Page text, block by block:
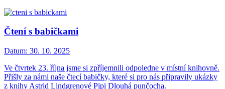
Čtení s babičkami
Datum: 30. 10. 2025
Ve čtvrtek 23. října jsme si zpříjemnili odpoledne v místní knihovně.
Přišly za námi naše čtecí babičky, které si pro nás připravily ukázky
z knihy Astrid Lindgrenové Pipi Dlouhá punčocha.